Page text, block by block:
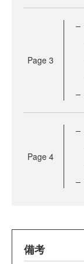
Page 3
Page 4
備考